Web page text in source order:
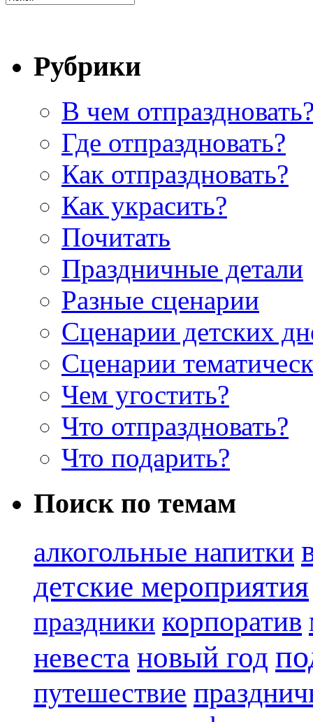
Рубрики
В чем
Где отпраздновать?
Как отпраздновать?
Как украсить?
Почитать
Праздничные детали
Разные сценарии
Сценарии детских
Сценарии
Чем угостить?
Что отпраздновать?
Что подарить?
Поиск по темам
алкогольные напитки
детские мероприятия
праздники корпоратив
невеста новый год
путешествие